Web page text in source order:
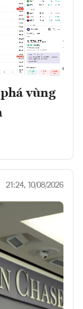
vùng
21:24, 10/08/2026